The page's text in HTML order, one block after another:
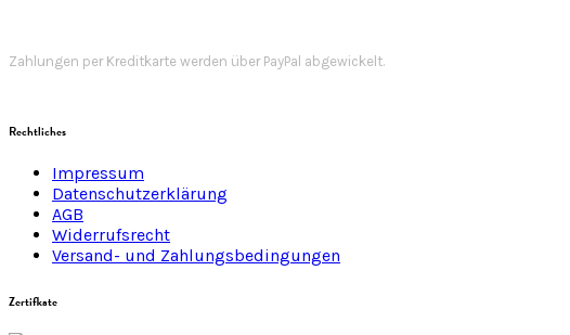
Zahlungen per Kreditkarte werden über PayPal abgewickelt.
Rechtliches
Impressum
Datenschutzerklärung
AGB
Widerrufsrecht
Versand- und Zahlungsbedingungen
Zertifkate